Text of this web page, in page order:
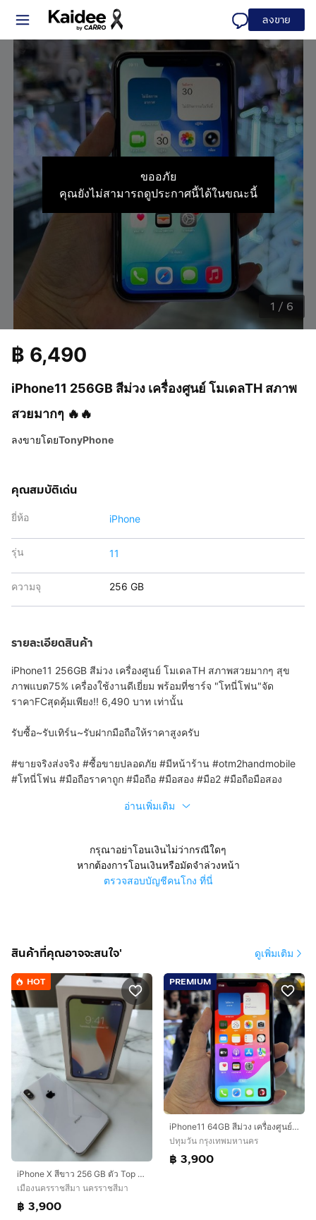
ลงขาย
ขออภัย
คุณยังไม่สามารถดูประกาศนี้ได้ในขณะนี้
1 / 6
iPhone11 256GB สีม่วง เครื่องศูนย์ โมเดลTH สภาพ
สวยมากๆ 🔥🔥
฿ 6,490
ลงขายโดยTonyPhone
คุณสมบัติเด่น
ยี่ห้อ iPhone
รุ่น 11
ความจุ 256 GB
รายละเอียดสินค้า
iPhone11 256GB สีม่วง เครื่องศูนย์ โมเดลTH สภาพสวยมากๆ สุข
ภาพแบต75% เครื่องใช้งานดีเยี่ยม พร้อมที่ชาร์จ "โทนี่โฟน"จัด
ราคาFCสุดคุ้มเพียง!! 6,490 บาท เท่านั้น
รับซื้อ~รับเทิร์น~รับฝากมือถือให้ราคาสูงครับ
#ขายจริงส่งจริง #ซื้อขายปลอดภัย #มีหน้าร้าน #otm2handmobile
#โทนี่โฟน #มือถือราคาถูก #มือถือ #มือสอง #มือ2 #มือถือมือสอง
อ่านเพิ่มเติม
กรุณาอย่าโอนเงินไม่ว่ากรณีใดๆ
หากต้องการโอนเงินหรือมัดจำล่วงหน้า
ตรวจสอบบัญชีคนโกง ที่นี่
สินค้าที่คุณอาจจะสนใจ' ดูเพิ่มเติม
HOT
iPhone X สีขาว 256 GB ตัว Top เครื่องศูนย์ไทย โมเดล Th สภาพสวย สแกนใบหน้าปกติ
เมืองนครราชสีมา นครราชสีมา
฿ 3,900
PREMIUM
iPhone11 64GB สีม่วง เครื่องศูนย์ โมเดลTH สภาพสวยมากๆ🔥🔥
ปทุมวัน กรุงเทพมหานคร
฿ 3,900